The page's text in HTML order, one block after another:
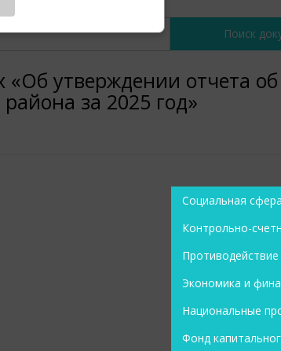
утверждении отчета об
за 2025 год»
Социальная сфера
Контрольно-
Противодействие
Экономика и
Национальные
Фонд